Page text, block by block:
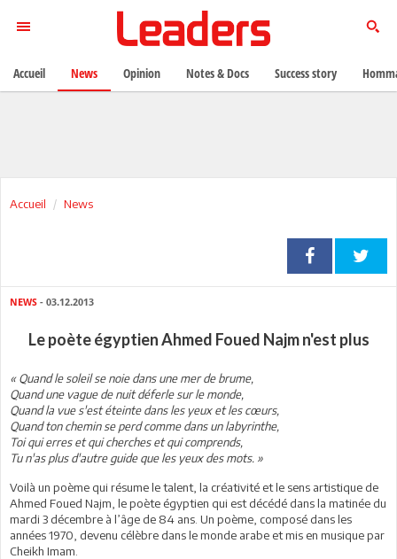
Accueil News
NEWS - 03.12.2013
Le poète égyptien Ahmed Foued Najm n'est plus
« Quand le soleil se noie dans une mer de brume,
Quand une vague de nuit déferle sur le monde,
Quand la vue s'est éteinte dans les yeux et les cœurs,
Quand ton chemin se perd comme dans un labyrinthe,
Toi qui erres et qui cherches et qui comprends,
Tu n'as plus d'autre guide que les yeux des mots. »
Voilà un poème qui résume le talent, la créativité et le sens artistique de
Ahmed Foued Najm, le poète égyptien qui est décédé dans la matinée du
mardi 3 décembre à l’âge de 84 ans. Un poème, composé dans les
années 1970, devenu célèbre dans le monde arabe et mis en musique par
Cheikh Imam.
Accueil News Opinion Notes & Docs Success story